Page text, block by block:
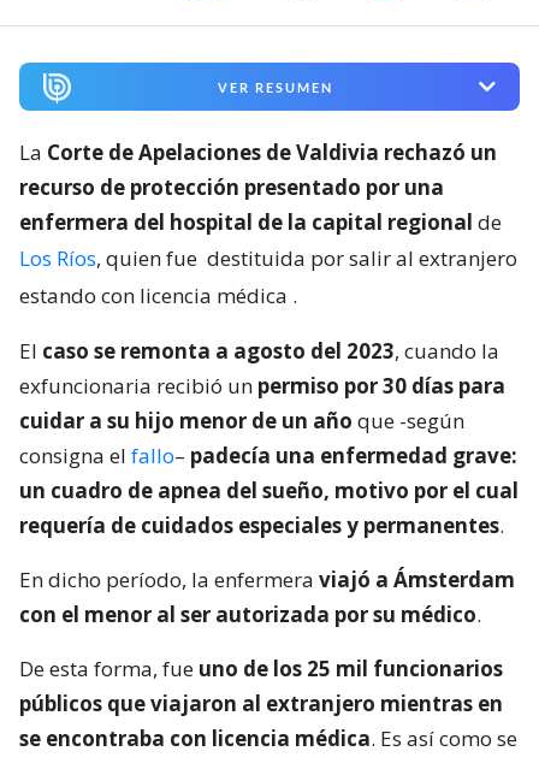
VER RESUMEN
La Corte de Apelaciones de Valdivia rechazó un
recurso de protección presentado por una
enfermera del hospital de la capital regional de
Los Ríos, quien fue destituida por salir al extranjero
estando con licencia médica .
El caso se remonta a agosto del 2023, cuando la
exfuncionaria recibió un permiso por 30 días para
cuidar a su hijo menor de un año que -según
consigna el fallo– padecía una enfermedad grave:
un cuadro de apnea del sueño, motivo por el cual
requería de cuidados especiales y permanentes.
En dicho período, la enfermera viajó a Ámsterdam
con el menor al ser autorizada por su médico.
De esta forma, fue uno de los 25 mil funcionarios
públicos que viajaron al extranjero mientras en
se encontraba con licencia médica. Es así como se